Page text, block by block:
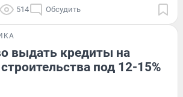
514 Обсудить
выдать кредиты на
под 12-15%